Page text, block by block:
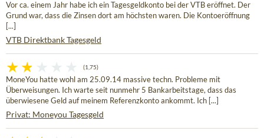
Vor ca. einem Jahr habe ich ein Tagesgeldkonto bei der VTB eröffnet. Der
Grund war, dass die Zinsen dort am höchsten waren. Die Kontoeröffnung
[...]
VTB Direktbank Tagesgeld
(1,75)
MoneYou hatte wohl am 25.09.14 massive techn. Probleme mit
Überweisungen. Ich warte seit nunmehr 5 Bankarbeitstage, dass das
überwiesene Geld auf meinem Referenzkonto ankommt. Ich [...]
Privat: Moneyou Tagesgeld